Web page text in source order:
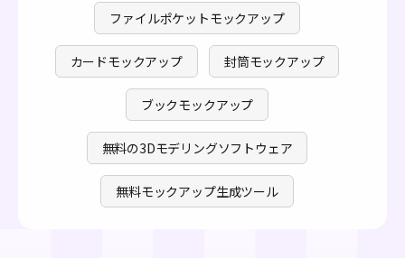
ファイルポケットモックアップ
カードモックアップ 封筒モックアップ
ブックモックアップ
無料の3Dモデリングソフトウェア
無料モックアップ生成ツール